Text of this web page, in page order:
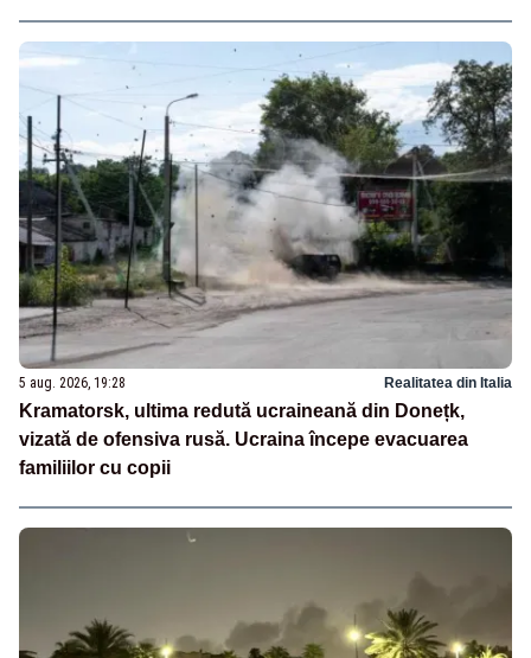
5 aug. 2026, 19:28 Realitatea din Italia
Kramatorsk, ultima redută ucraineană din Donețk,
vizată de ofensiva rusă. Ucraina începe evacuarea
familiilor cu copii